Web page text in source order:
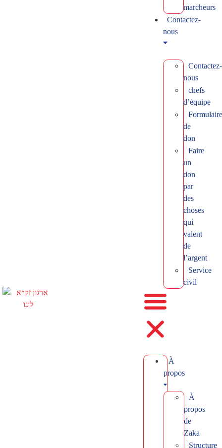
marcheurs
Contactez-
nous
Contactez-
nous
chefs
d’équipe
Formulaire
de
don
Faire
un
don
par
des
choses
qui
valent
de
l’argent
Service
civil
À
propos
À
propos
de
Zaka
Structure